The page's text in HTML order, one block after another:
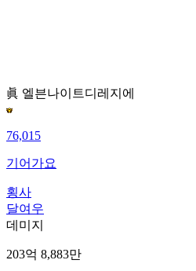
眞 엘븐나이트디레지에
76,015
기어가요
횡사
달여우
데미지
203억 8,883만